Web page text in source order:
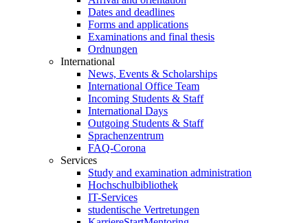
Dates and deadlines
Forms and applications
Examinations and final thesis
Ordnungen
International
News, Events & Scholarships
International Office Team
Incoming Students & Staff
International Days
Outgoing Students & Staff
Sprachenzentrum
FAQ-Corona
Services
Study and examination administration
Hochschulbibliothek
IT-Services
studentische Vertretungen